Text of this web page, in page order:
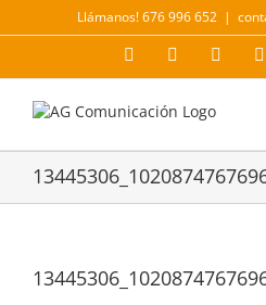
al
Llámanos! 676 996 652 |
Facebook